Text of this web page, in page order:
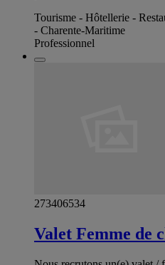
Tourisme - Hôtellerie -
- Charente-Maritime
Professionnel
273406534
Valet Femme de